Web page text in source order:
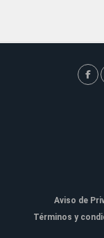
Aviso de
Términos y